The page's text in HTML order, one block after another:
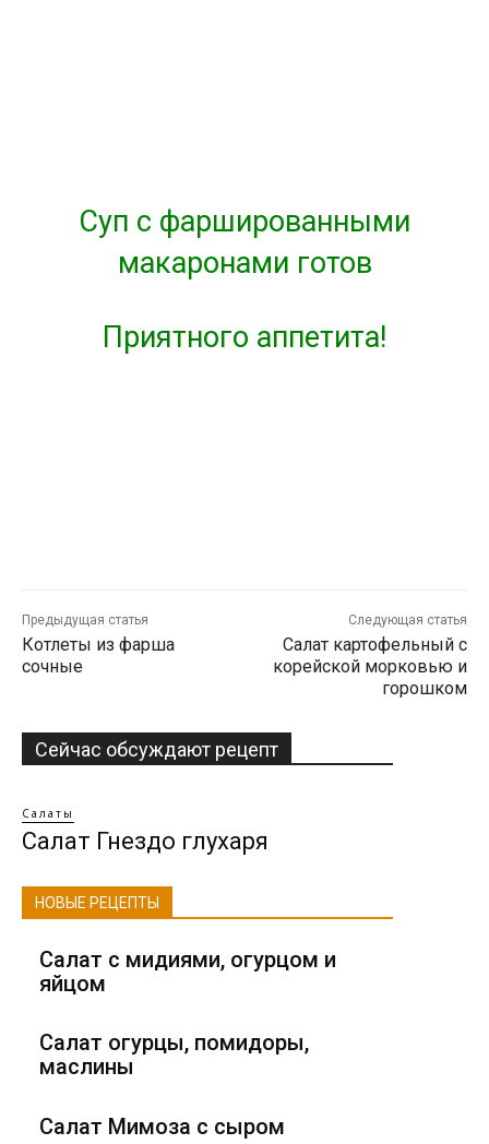
Суп с фаршированными
макаронами готов
Приятного аппетита!
Предыдущая статья
Котлеты из фарша
сочные
Следующая статья
Салат картофельный с
корейской морковью и
горошком
Сейчас обсуждают рецепт
Салаты
Салат Гнездо глухаря
НОВЫЕ РЕЦЕПТЫ
Салат с мидиями, огурцом и
яйцом
Салат огурцы, помидоры,
маслины
Салат Мимоза с сыром